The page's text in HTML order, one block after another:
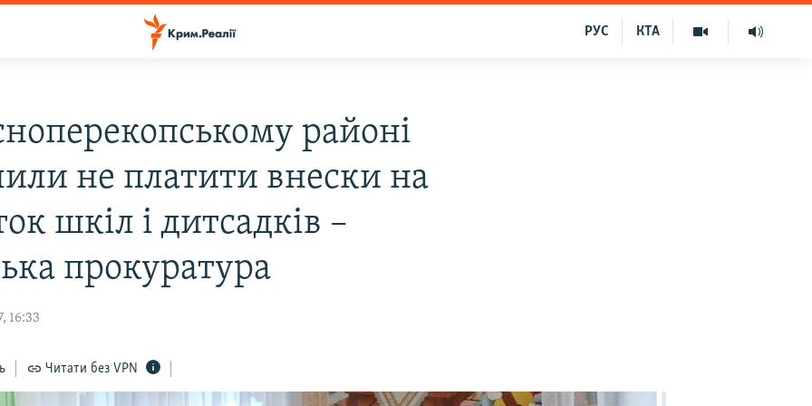
КТА
РУС
районі
не платити внески на
шкіл і дитсадків –
прокуратура
16:33
Читати без VPN